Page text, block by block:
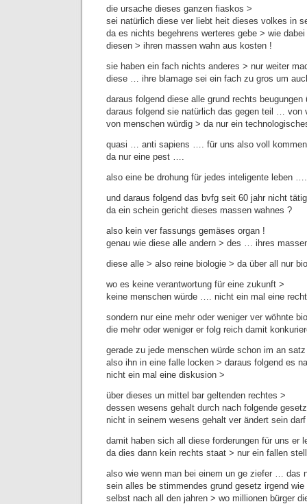
die ursache dieses ganzen fiaskos >
sei natürlich diese ver liebt heit dieses volkes in
da es nichts begehrens werteres gebe > wie
diesen > ihren massen wahn aus kosten !
sie haben ein fach nichts anderes > nur weiter
diese … ihre blamage sei ein fach zu gros um
daraus folgend diese alle grund rechts
daraus folgend sie natürlich das gegen teil … von
von menschen würdig > da nur ein
quasi … anti sapiens …. für uns also voll
da nur eine pest ….
also eine be drohung für jedes inteligente leben ….
und daraus folgend das bvfg seit 60 jahr nicht
da ein schein gericht dieses massen wahnes ?
also kein ver fassungs gemäses organ !
genau wie diese alle andern > des … ihres
diese alle > also reine biologie > da über all nur
wo es keine verantwortung für eine zukunft >
keine menschen würde …. nicht ein mal eine
sondern nur eine mehr oder weniger ver wöhnte
die mehr oder weniger er folg reich damit
gerade zu jede menschen würde schon im an
also ihn in eine falle locken > daraus folgend es
nicht ein mal eine diskusion >
über dieses un mittel bar geltenden rechtes >
dessen wesens gehalt durch nach folgende
nicht in seinem wesens gehalt ver ändert sein
damit haben sich all diese forderungen für uns er
da dies dann kein rechts staat > nur ein fallen
also wie wenn man bei einem un ge ziefer … das
sein alles be stimmendes grund gesetz irgend
selbst nach all den jahren > wo millionen bürger